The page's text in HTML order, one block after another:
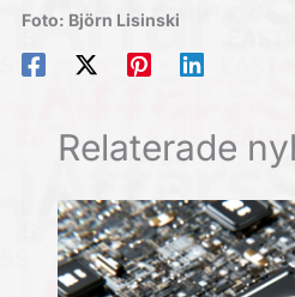
Foto: Björn Lisinski
Relaterade